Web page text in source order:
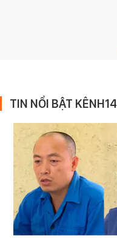
TIN NỔI BẬT KÊNH14